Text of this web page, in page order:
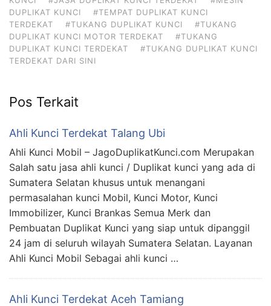
DUPLIKAT KUNCI
#TEMPAT DUPLIKAT KUNCI
TERDEKAT
#TUKANG DUPLIKAT KUNCI
#TUKANG
DUPLIKAT KUNCI MOTOR TERDEKAT
#TUKANG
DUPLIKAT KUNCI TERDEKAT
#TUKANG DUPLIKAT KUNCI
TERDEKAT DARI SINI
Pos Terkait
Ahli Kunci Terdekat Talang Ubi
Ahli Kunci Mobil – JagoDuplikatKunci.com Merupakan
Salah satu jasa ahli kunci / Duplikat kunci yang ada di
Sumatera Selatan khusus untuk menangani
permasalahan kunci Mobil, Kunci Motor, Kunci
Immobilizer, Kunci Brankas Semua Merk dan
Pembuatan Duplikat Kunci yang siap untuk dipanggil
24 jam di seluruh wilayah Sumatera Selatan. Layanan
Ahli Kunci Mobil Sebagai ahli kunci …
Ahli Kunci Terdekat Aceh Tamiang